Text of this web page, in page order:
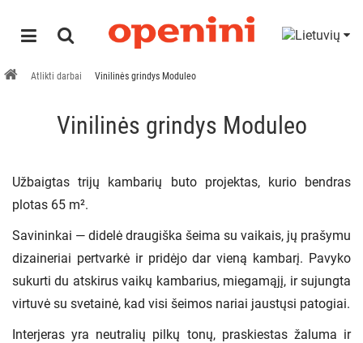
Atlikti darbai Vinilinės grindys Moduleo
Vinilinės grindys Moduleo
Užbaigtas trijų kambarių buto projektas, kurio bendras
plotas 65 m².
Savininkai — didelė draugiška šeima su vaikais, jų prašymu
dizaineriai pertvarkė ir pridėjo dar vieną kambarį. Pavyko
sukurti du atskirus vaikų kambarius, miegamąjį, ir sujungta
virtuvė su svetainė, kad visi šeimos nariai jaustųsi patogiai.
Interjeras yra neutralių pilkų tonų, praskiestas žaluma ir